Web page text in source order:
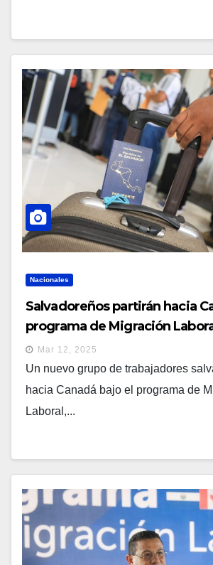
Nacionales
Salvadoreños partirán hacia
programa de Migración
Mar 12, 2025
Un nuevo grupo de trabajadores
hacia Canadá bajo el programa de
Laboral,...